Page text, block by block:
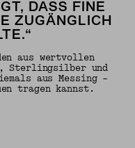
DASS FINE
ZUGÄNGLICH
aus wertvollen
Sterlingsilber und
aus Messing –
tragen kannst.